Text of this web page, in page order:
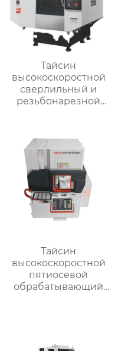
Тайсин
высокоскоростной
сверлильный и
резьбонарезной
Тайсин
высокоскоростной
пятиосевой
обрабатывающий